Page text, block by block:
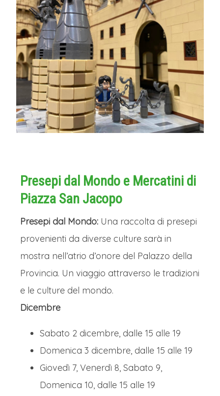
Presepi dal Mondo e Mercatini di
Piazza San Jacopo
Presepi dal Mondo: Una raccolta di presepi
provenienti da diverse culture sarà in
mostra nell’atrio d’onore del Palazzo della
Provincia. Un viaggio attraverso le tradizioni
e le culture del mondo.
Dicembre
Sabato 2 dicembre, dalle 15 alle 19
Domenica 3 dicembre, dalle 15 alle 19
Giovedì 7, Venerdì 8, Sabato 9,
Domenica 10, dalle 15 alle 19